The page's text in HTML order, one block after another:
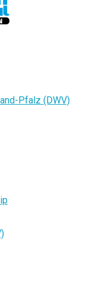
Pfalz (DWV)